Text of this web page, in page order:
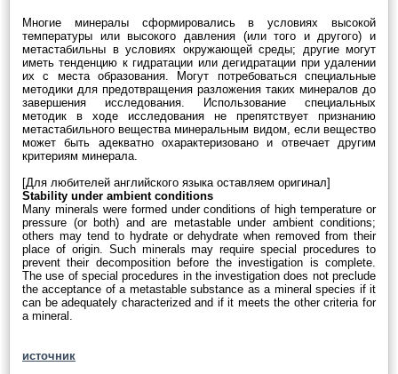
Многие минералы сформировались в условиях высокой
температуры или высокого давления (или того и другого) и
метастабильны в условиях окружающей среды; другие могут
иметь тенденцию к гидратации или дегидратации при удалении
их с места образования. Могут потребоваться специальные
методики для предотвращения разложения таких минералов до
завершения исследования. Использование специальных
методик в ходе исследования не препятствует признанию
метастабильного вещества минеральным видом, если вещество
может быть адекватно охарактеризовано и отвечает другим
критериям минерала.
[Для любителей английского языка оставляем оригинал]
Stability under ambient conditions
Many minerals were formed under conditions of high temperature or
pressure (or both) and are metastable under ambient conditions;
others may tend to hydrate or dehydrate when removed from their
place of origin. Such minerals may require special procedures to
prevent their decomposition before the investigation is complete.
The use of special procedures in the investigation does not preclude
the acceptance of a metastable substance as a mineral species if it
can be adequately characterized and if it meets the other criteria for
a mineral.
источник